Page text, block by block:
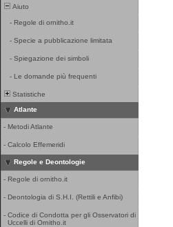
Aiuto
- Regole di ornitho.it
- Specie a pubblicazione limitata
- Spiegazione dei simboli
- Le domande più frequenti
Statistiche
Atlante
- Metodi Atlante
- Calcolo Effemeridi
Regole e Deontologie
- Regole di ornitho.it
- Deontologia di S.H.I. (Rettili e Anfibi)
- Codice di Condotta per gli Osservatori di
Uccelli di Ornitho.it